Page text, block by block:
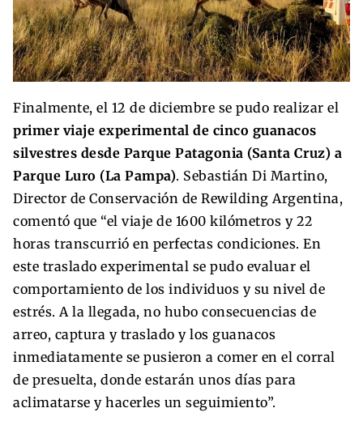
Finalmente, el 12 de diciembre se pudo realizar el
primer viaje experimental de cinco guanacos
silvestres desde Parque Patagonia (Santa Cruz) a
Parque Luro (La Pampa). Sebastián Di Martino,
Director de Conservación de Rewilding Argentina,
comentó que “el viaje de 1600 kilómetros y 22
horas transcurrió en perfectas condiciones. En
este traslado experimental se pudo evaluar el
comportamiento de los individuos y su nivel de
estrés. A la llegada, no hubo consecuencias de
arreo, captura y traslado y los guanacos
inmediatamente se pusieron a comer en el corral
de presuelta, donde estarán unos días para
aclimatarse y hacerles un seguimiento”.